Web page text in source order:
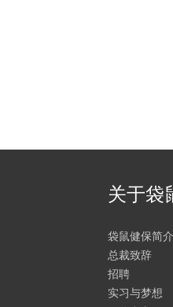
关于袋
袋鼠健保简介
总裁致辞
招聘
实习与梦想